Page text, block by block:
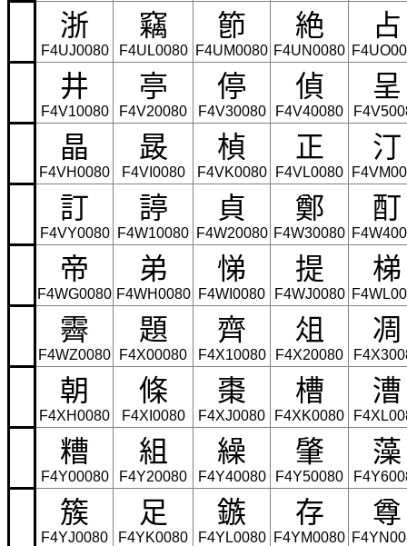
浙
F4UJ0080
竊
F4UL0080
節
F4UM0080
絶
F4UN0080
占
井
F4V10080
亭
F4V20080
停
F4V30080
偵
F4V40080
呈
晶
F4VH0080
晸
F4VI0080
楨
F4VK0080
正
F4VL0080
汀
訂
F4VY0080
諪
F4W10080
貞
F4W20080
鄭
F4W30080
酊
帝
F4WG0080
弟
F4WH0080
悌
F4WI0080
提
F4WJ0080
梯
霽
F4WZ0080
題
F4X00080
齊
F4X10080
俎
F4X20080
凋
朝
F4XH0080
條
F4XI0080
棗
F4XJ0080
槽
F4XK0080
漕
糟
F4Y00080
組
F4Y20080
繰
F4Y40080
肇
F4Y50080
藻
簇
F4YJ0080
足
F4YK0080
鏃
F4YL0080
存
F4YM0080
尊